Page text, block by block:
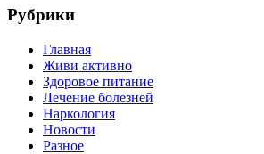
Рубрики
Главная
Живи активно
Здоровое питание
Лечение болезней
Наркология
Новости
Разное